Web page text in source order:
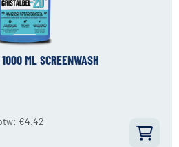
ML SCREENWASH
€4.42